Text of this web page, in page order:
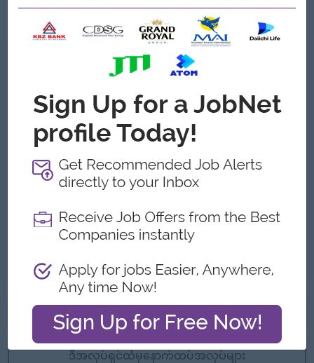
ကျွန်တော့်တို့ ဘာတွေကမ်းလှမ်းနိုင်သလဲ
အကျိုးအမြတ်
Competitive salary & transport allowance.
Training & mentorship
Medical Insurance
ထူးခြားချက်များ
အခွင့်အလမ်းများ
Opportunities for promotion to senior roles
သက်တမ်းကုန်သွားပါပြီ
ဒီအလုပ်ရှင်ထံမှနောက်ထပ်အလုပ်များ